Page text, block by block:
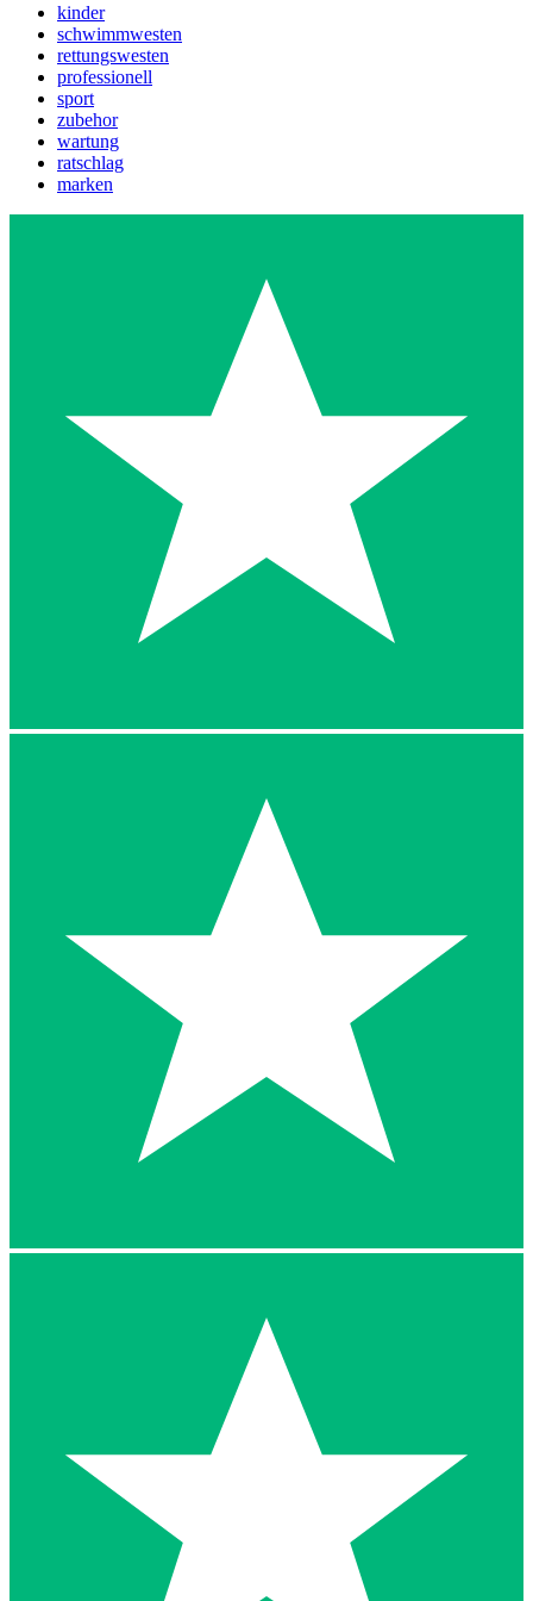
kinder
schwimmwesten
rettungswesten
professionell
sport
zubehor
wartung
ratschlag
marken